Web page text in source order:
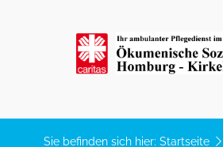
Sie befinden sich hier: Startseite